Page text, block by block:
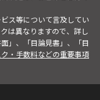
ス等について言及してい
は異なりますので、詳し
」、「目論見書」、「目
ク・手数料などの重要事項